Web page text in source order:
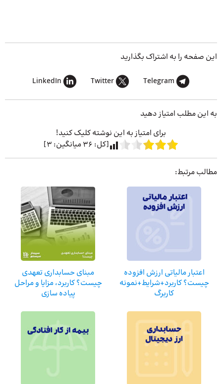
این صفحه را به اشتراک بگذارید
Telegram
Twitter
LinkedIn
به این مطلب امتیاز دهید
برای امتیاز به این نوشته کلیک کنید!
[کل: 36میانگین: 3
]
مطالب مرتبط:
اعتبار مالیاتی ارزش افزوده
چیست؟ کاربرد+شرایط+نمونه
کاربرگ
مبنای حسابداری تعهدی
چیست؟ کاربرد، مزایا و مراحل
پیاده سازی